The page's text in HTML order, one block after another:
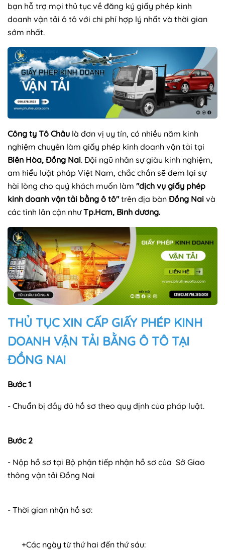
bạn hỗ trợ mọi thủ tục về đăng ký giấy phép kinh
doanh vận tải ô tô với chi phí hợp lý nhất và thời gian
sớm nhất.
Công ty Tô Châu là đơn vị uy tín, có nhiều năm kinh
nghiệm chuyên làm giấy phép kinh doanh vận tải tại
Biên Hòa, Đồng Nai. Đội ngũ nhân sự giàu kinh nghiệm,
am hiểu luật pháp Việt Nam, chắc chắn sẽ đem lại sự
hài lòng cho quý khách muốn làm "dịch vụ giấy phép
kinh doanh vận tải bằng ô tô"trên địa bàn Đồng Nai và
các tỉnh lân cận nhưTp.Hcm, Bình dương.
THỦ TỤC XIN CẤP GIẤY PHÉP KINH
DOANH VẬN TẢI BẰNG Ô TÔ TẠI
ĐỒNG NAI
Bước 1
- Chuẩn bị đầy đủ hồ sơ theo quy định của pháp luật.
Bước 2
- Nộp hồ sơ tại Bộ phận tiếp nhận hồ sơ của Sở Giao
thông vận tải Đồng Nai
- Thời gian nhận hồ sơ:
+Các ngày từ thứ hai đến thứ sáu: